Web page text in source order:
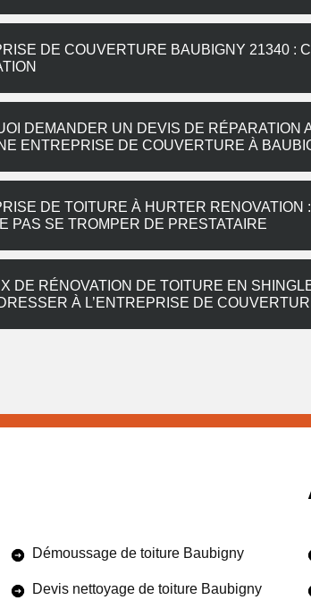
DE COUVERTURE BAUBIGNY 21340 :
DEMANDER UN DEVIS DE RÉPARATION
ENTREPRISE DE COUVERTURE À
DE TOITURE À HURTER RENOVATION
PAS SE TROMPER DE PRESTATAIRE
DE RÉNOVATION DE TOITURE EN
À L’ENTREPRISE DE
Démoussage de toiture Baubigny
Devis nettoyage de toiture Baubigny